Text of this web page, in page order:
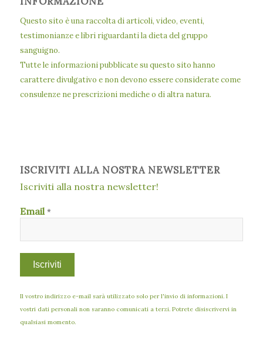
Questo sito è una raccolta di articoli, video, eventi,
testimonianze e libri riguardanti la dieta del gruppo
sanguigno.
Tutte le informazioni pubblicate su questo sito hanno
carattere divulgativo e non devono essere considerate come
consulenze ne prescrizioni mediche o di altra natura.
ISCRIVITI ALLA NOSTRA NEWSLETTER
Iscriviti alla nostra newsletter!
Email*
Il vostro indirizzo e-mail sarà utilizzato solo per l'invio di informazioni. I
vostri dati personali non saranno comunicati a terzi. Potrete disiscrivervi in
qualsiasi momento.